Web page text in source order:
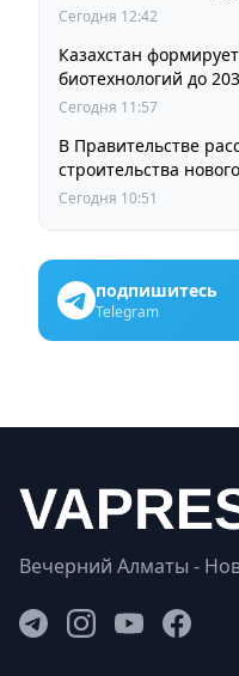
Сегодня 12:42
Казахстан
биотехнологий до
Сегодня 11:57
В Правительстве
строительства
области
Сегодня 10:51
подпишитесь
Telegram
Вечерний Алматы -